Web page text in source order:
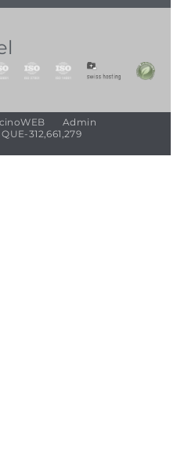
Admin
QUE-312,661,279